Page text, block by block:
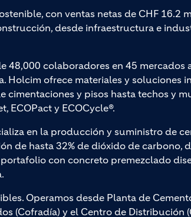
con ventas netas de CHF 16.2
desde infraestructura e
48,000 colaboradores en 45 mercados
Holcim ofrece materiales y soluciones
y pisos hasta techos y
ECOPact y ECOCycle®.
en la producción y suministro de
de hasta 32% de dióxido de carbono,
con concreto premezclado
Operamos desde Planta de
(Cofradía) y el Centro de Distribución